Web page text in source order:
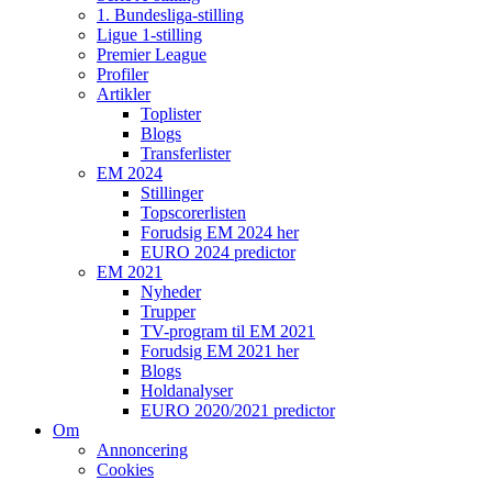
1. Bundesliga-stilling
Ligue 1-stilling
Premier League
Profiler
Artikler
Toplister
Blogs
Transferlister
EM 2024
Stillinger
Topscorerlisten
Forudsig EM 2024 her
EURO 2024 predictor
EM 2021
Nyheder
Trupper
TV-program til EM 2021
Forudsig EM 2021 her
Blogs
Holdanalyser
EURO 2020/2021 predictor
Om
Annoncering
Cookies